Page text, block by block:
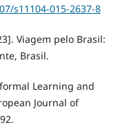
s11104-015-2637-8
Viagem pelo Brasil:
Brasil.
Learning and
Journal of